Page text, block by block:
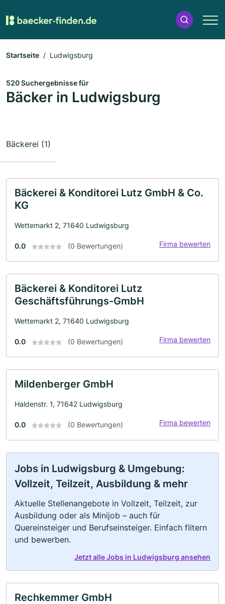
Startseite Ludwigsburg
520 Suchergebnisse für
Bäcker in Ludwigsburg
Bäckerei (1)
Bäckerei & Konditorei Lutz GmbH & Co.
KG
Wettemarkt 2, 71640 Ludwigsburg
0.0 (0 Bewertungen) Firma bewerten
Bäckerei & Konditorei Lutz
Geschäftsführungs-GmbH
Wettemarkt 2, 71640 Ludwigsburg
0.0 (0 Bewertungen) Firma bewerten
Mildenberger GmbH
Haldenstr. 1, 71642 Ludwigsburg
0.0 (0 Bewertungen) Firma bewerten
Jobs in Ludwigsburg & Umgebung:
Vollzeit, Teilzeit, Ausbildung & mehr
Aktuelle Stellenangebote in Vollzeit, Teilzeit, zur
Ausbildung oder als Minijob – auch für
Quereinsteiger und Berufseinsteiger. Einfach filtern
und bewerben.
Jetzt alle Jobs in Ludwigsburg ansehen
Rechkemmer GmbH